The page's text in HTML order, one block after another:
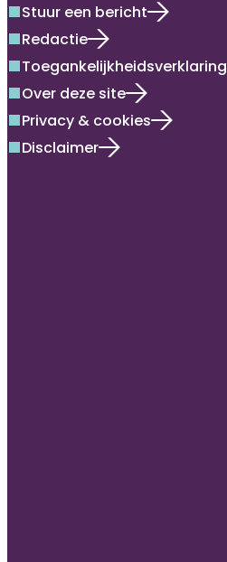
Stuur een bericht
Redactie
Toegankelijkheidsverklaring
Over deze site
Privacy & cookies
Disclaimer